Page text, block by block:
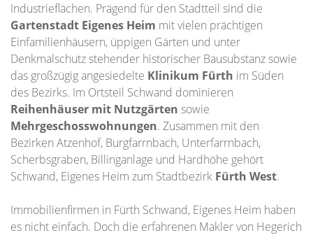
Industrieflächen. Prägend für den Stadtteil sind die
Gartenstadt Eigenes Heim mit vielen prächtigen
Einfamilienhäusern, üppigen Gärten und unter
Denkmalschutz stehender historischer Bausubstanz sowie
das großzügig angesiedelte Klinikum Fürth im Süden
des Bezirks. Im Ortsteil Schwand dominieren
Reihenhäuser mit Nutzgärten sowie
Mehrgeschosswohnungen. Zusammen mit den
Bezirken Atzenhof, Burgfarrnbach, Unterfarrnbach,
Scherbsgraben, Billinganlage und Hardhöhe gehört
Schwand, Eigenes Heim zum Stadtbezirk Fürth West.
Immobilienfirmen in Fürth Schwand, Eigenes Heim haben
es nicht einfach. Doch die erfahrenen Makler von Hegerich